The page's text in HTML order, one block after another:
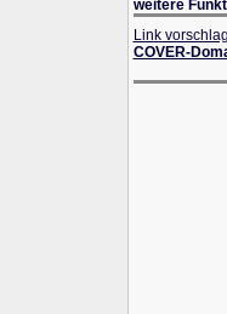
weitere
Link
COVER-